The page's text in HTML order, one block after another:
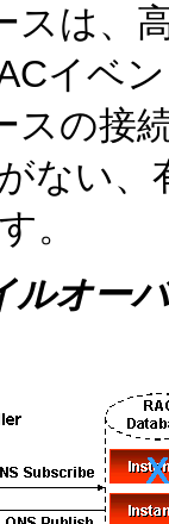
スは、
イベ
スの接
ない
。
ルオー